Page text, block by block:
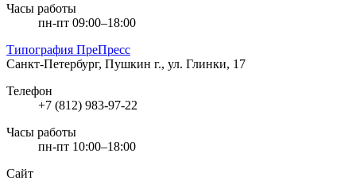
Часы работы
пн-пт 09:00–18:00
Типография ПреПресс
Санкт-Петербург, Пушкин г., ул. Глинки, 17
Телефон
+7 (812) 983-97-22
Часы работы
пн-пт 10:00–18:00
Сайт